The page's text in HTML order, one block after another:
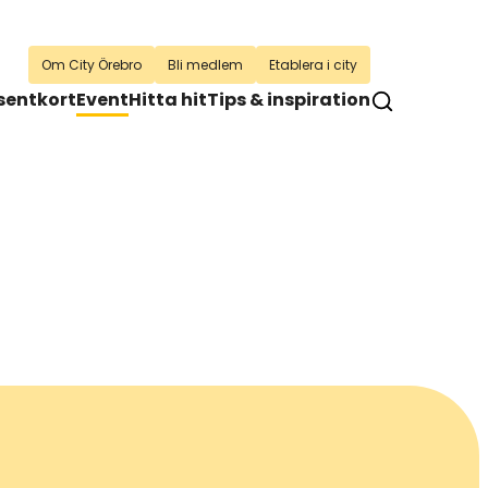
EventHitta hitTips & inspiration
Om City Örebro Bli medlem Etablera i city